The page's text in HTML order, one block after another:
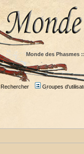
Monde des Phasmes
Rechercher Groupes